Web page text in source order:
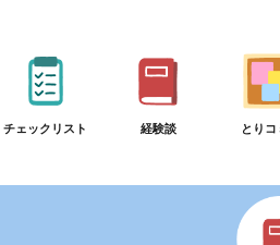
チェックリスト 経験談 とりコ